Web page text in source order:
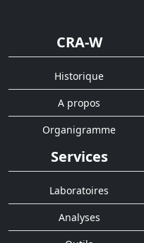
CRA-W
Historique
A propos
Organigramme
Services
Laboratoires
Analyses